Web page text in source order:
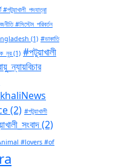
#পটুয়াখালী_পদযাত্রা
#সিস্টেম_পরিবর্তন
(1) #ডাকাতি
(1) #পটুয়াখালী
(2) #পটুয়াখালী
(2)
#lovers #of